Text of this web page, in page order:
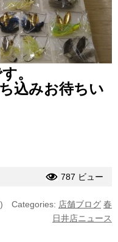
。
込みお待ちい
787 ビュー
Categories: 店舗ブログ 春
日井店ニュース